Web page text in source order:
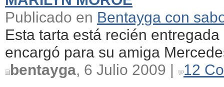
Publicado en Bentayga con
Esta tarta está recién
encargó para su amiga
bentayga, 6 Julio 2009 |
12